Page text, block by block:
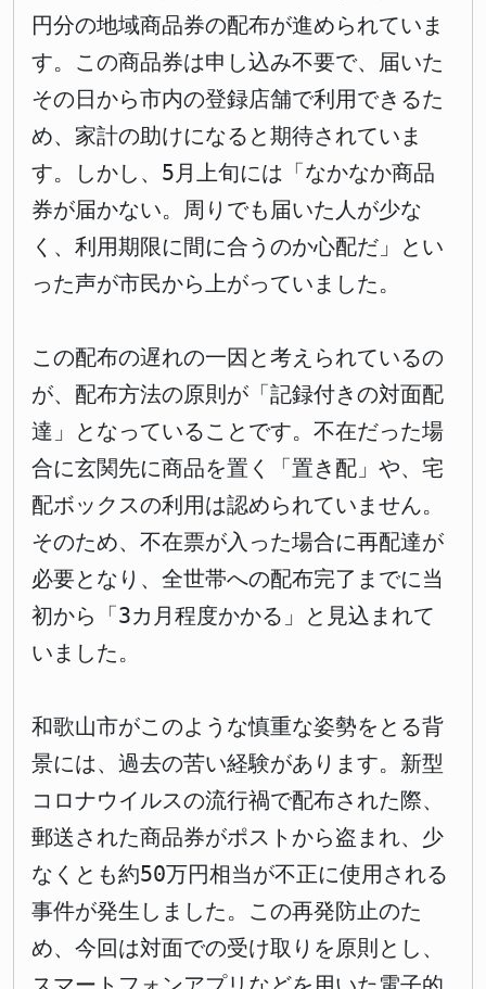
円分の地域商品券の配布が進められていま
す。この商品券は申し込み不要で、届いた
その日から市内の登録店舗で利用できるた
め、家計の助けになると期待されていま
す。しかし、5月上旬には「なかなか商品
券が届かない。周りでも届いた人が少な
く、利用期限に間に合うのか心配だ」とい
った声が市民から上がっていました。
この配布の遅れの一因と考えられているの
が、配布方法の原則が「記録付きの対面配
達」となっていることです。不在だった場
合に玄関先に商品を置く「置き配」や、宅
配ボックスの利用は認められていません。
そのため、不在票が入った場合に再配達が
必要となり、全世帯への配布完了までに当
初から「3カ月程度かかる」と見込まれて
いました。
和歌山市がこのような慎重な姿勢をとる背
景には、過去の苦い経験があります。新型
コロナウイルスの流行禍で配布された際、
郵送された商品券がポストから盗まれ、少
なくとも約50万円相当が不正に使用される
事件が発生しました。この再発防止のた
め、今回は対面での受け取りを原則とし、